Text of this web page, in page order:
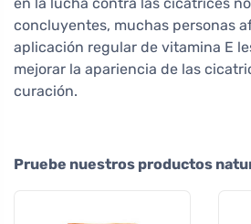
concluyentes, muchas personas
aplicación regular de vitamina E
mejorar la apariencia de las
curación.
Pruebe nuestros productos